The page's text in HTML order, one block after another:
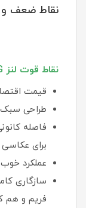
نقاط ضعف
نقاط قوت لنز Nikon 70-300mm f/4-5.6G
قیمت
طراحی
برای عکاسی
عملکرد
فریم و هم